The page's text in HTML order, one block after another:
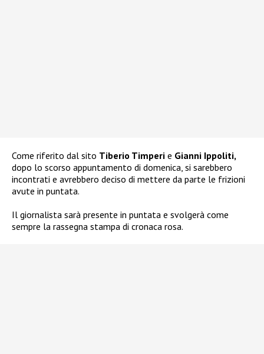
Come riferito dal sito Tiberio Timperi e Gianni Ippoliti,
dopo lo scorso appuntamento di domenica, si sarebbero
incontrati e avrebbero deciso di mettere da parte le frizioni
avute in puntata.
Il giornalista sarà presente in puntata e svolgerà come
sempre la rassegna stampa di cronaca rosa.